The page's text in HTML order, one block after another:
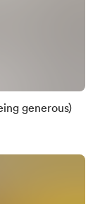
generous)